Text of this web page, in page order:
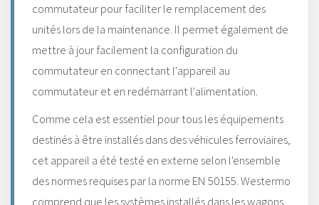
commutateur pour faciliter le remplacement des
unités lors de la maintenance. Il permet également de
mettre à jour facilement la configuration du
commutateur en connectant l'appareil au
commutateur et en redémarrant l'alimentation.
Comme cela est essentiel pour tous les équipements
destinés à être installés dans des véhicules ferroviaires,
cet appareil a été testé en externe selon l'ensemble
des normes requises par la norme EN 50155. Westermo
comprend que les systèmes installés dans les wagons